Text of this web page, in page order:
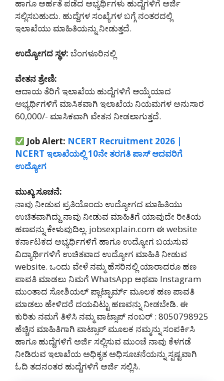
ಹಾಗೂ ಅರ್ಹತೆ ಪಡೆದ ಅಭ್ಯರ್ಥಿಗಳು ಹುದ್ದೆಗಳಿಗೆ ಅರ್ಜಿ
ಸಲ್ಲಿಸಬಹುದು. ಹುದ್ದೆಗಳ ಸಂಖ್ಯೆಗಳ ಬಗ್ಗೆ ನಂತರದಲ್ಲಿ
ಇಲಾಖೆಯು ಮಾಹಿತಿಯನ್ನು ನೀಡುತ್ತದೆ.
ಉದ್ಯೋಗದ ಸ್ಥಳ: ಬೆಂಗಳೂರಿನಲ್ಲಿ
ವೇತನ ಶ್ರೇಣಿ:
ಆದಾಯ ತೆರಿಗೆ ಇಲಾಖೆಯ ಹುದ್ದೆಗಳಿಗೆ ಆಯ್ಕೆಯಾದ
ಅಭ್ಯರ್ಥಿಗಳಿಗೆ ಮಾಸಿಕವಾಗಿ ಇಲಾಖೆಯ ನಿಯಮಗಳ ಅನುಸಾರ
60,000/- ಮಾಸಿಕವಾಗಿ ವೇತನ ನೀಡಲಾಗುತ್ತದೆ.
Job Alert: NCERT Recruitment 2026 |
NCERT ಇಲಾಖೆಯಲ್ಲಿ 10ನೇ ತರಗತಿ ಪಾಸ್ ಆದವರಿಗೆ
ಉದ್ಯೋಗ
ಮುಖ್ಯ ಸೂಚನೆ:
ನಾವು ನೀಡುವ ಪ್ರತಿಯೊಂದು ಉದ್ಯೋಗದ ಮಾಹಿತಿಯು
ಉಚಿತವಾಗಿದ್ದು ನಾವು ನೀಡುವ ಮಾಹಿತಿಗೆ ಯಾವುದೇ ರೀತಿಯ
ಹಣವನ್ನು ಕೇಳುವುದಿಲ್ಲ. jobsexplain.com ಈ website
ಕರ್ನಾಟಕದ ಅಭ್ಯರ್ಥಿಗಳಿಗೆ ಹಾಗೂ ಉದ್ಯೋಗ ಬಯಸುವ
ವಿದ್ಯಾರ್ಥಿಗಳಿಗೆ ಉಚಿತವಾದ ಉದ್ಯೋಗ ಮಾಹಿತಿ ನೀಡುವ
website. ಒಂದು ವೇಳೆ ನಮ್ಮ ಹೆಸರಿನಲ್ಲಿ ಯಾರಾದರೂ ಹಣ
ಪಾವತಿ ಮಾಡಲು ನಿಮಗೆ WhatsApp ಅಥವಾ Instagram
ಮುಂತಾದ ಸೋಶಿಯಲ್ ಪ್ಲಾಟ್ಫಾರ್ಮ್ ಮೂಲಕ ಹಣ ಪಾವತಿ
ಮಾಡಲು ಹೇಳಿದರೆ ದಯವಿಟ್ಟು ಹಣವನ್ನು ನೀಡಬೇಡಿ‌. ಈ
ಕುರಿತು ನಮಗೆ ತಿಳಿಸಿ ನಮ್ಮ ವಾಟ್ಸಾಪ್ ನಂಬರ್ : 8050798925
ಹೆಚ್ಚಿನ ಮಾಹಿತಿಗಾಗಿ ವಾಟ್ಸಾಪ್ ಮೂಲಕ ನಮ್ಮನ್ನು ಸಂಪರ್ಕಿಸಿ
ಹಾಗೂ ಹುದ್ದೆಗಳಿಗೆ ಅರ್ಜಿ ಸಲ್ಲಿಸುವ ಮುಂಚೆ ನಾವು ಕೆಳಗಡೆ
ನೀಡಿರುವ ಇಲಾಖೆಯ ಅಧಿಕೃತ ಅಧಿಸೂಚನೆಯನ್ನು ಸ್ಪಷ್ಟವಾಗಿ
ಓದಿ ತದನಂತರ ಹುದ್ದೆಗಳಿಗೆ ಅರ್ಜಿ ಸಲ್ಲಿಸಿ.